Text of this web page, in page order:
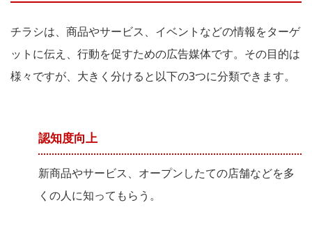
チラシは、商品やサービス、イベントなどの情報をターゲ
ットに伝え、行動を促すための広告媒体です。その目的は
様々ですが、大きく分けると以下の3つに分類できます。
認知度向上
新商品やサービス、オープンしたての店舗などを多
くの人に知ってもらう。